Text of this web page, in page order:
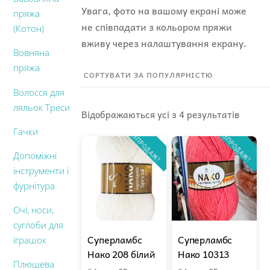
Увага, фото на вашому екрані може
не співпадати з кольором пряжи
вживу через налаштування екрану.
Відображаються усі з 4 результатівSorted
РОЗПРОДАЖ!
Суперламбс
Нако 208 білий
РОЗПРОДАЖ!
Суперламбс
Нако 10313
пряжа
(Котон)
Вовняна
пряжа
Волосся для
ляльок Треси
Гачки
Допоміжні
інструменти і
фурнітура
Очі, носи,
суглоби для
іграшок
Плюшева